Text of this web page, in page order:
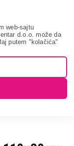
web-sajtu
d.o.o. može da
putem "kolačića"
Daske za peglanje